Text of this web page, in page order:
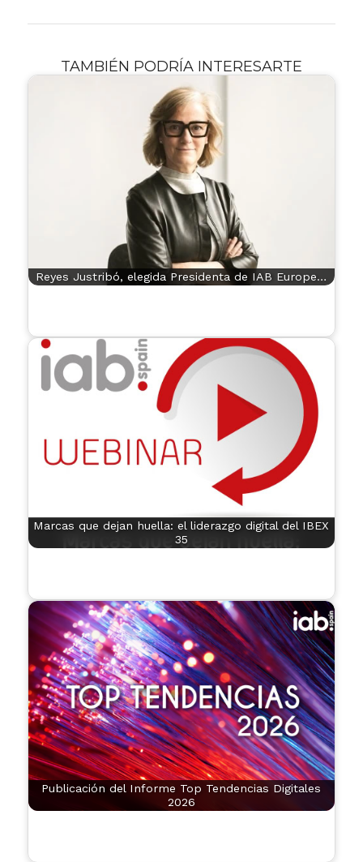
TAMBIÉN PODRÍA INTERESARTE
Reyes Justribó, elegida Presidenta de IAB Europe…
Marcas que dejan huella: el liderazgo digital del IBEX
35
Publicación del Informe Top Tendencias Digitales
2026